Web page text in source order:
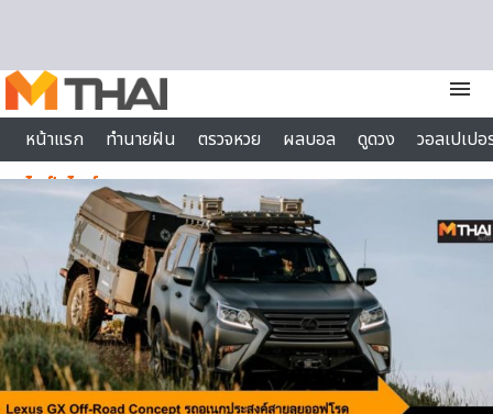
menu
หน้าแรก
ทำนายฝัน ตรวจหวย ผลบอล ดูดวง
วอลเปเป
ไลฟ์สไตล์